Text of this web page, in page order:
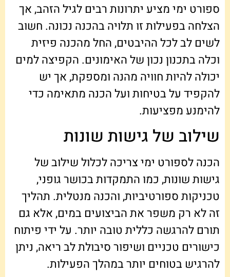
ספורט ימי מציע יתרונות רבים לגיל הזהב, אך
הצלחה בפעילות זו תלויה בהכנה נכונה. חשוב
לשים לב לכל ההיבטים, החל מהכנה פיזית
וכלה בתכנון נכון של האימונים. הקפיצה למים
יכולה להיות חוויה מהנה ומספקת, אך יש
להקפיד על בטיחות ועל הכנה מתאימה כדי
להימנע מפציעות.
שילוב של גישות שונות
הכנה לספורט ימי צריכה לכלול שילוב של
גישות שונות, כמו התמקדות בכושר גופני,
טכניקות ספורטיביות, והכנה מנטלית. תהליך
זה לא רק משפר את הביצועים במים, אלא גם
תורם להרגשה כללית טובה יותר. על ידי פיתוח
כישורים טכניים ושיפור סיבולת לב ריאה, ניתן
להרגיש בטוחים יותר במהלך הפעילות.